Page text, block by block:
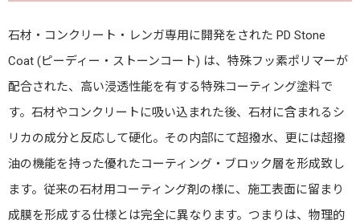
石材・コンクリート・レンガ専用に開発をされた PD Stone
Coat (ピーディー・ストーンコート) は、特殊フッ素ポリマーが
配合された、高い浸透性能を有する特殊コーティング塗料で
す。石材やコンクリートに吸い込まれた後、石材に含まれるシ
リカの成分と反応して硬化。その内部にて超撥水、更には超撥
油の機能を持った優れたコーティング・ブロック層を形成致し
ます。従来の石材用コーティング剤の様に、施工表面に留まり
成膜を形成する仕様とは完全に異なります。つまりは、物理的